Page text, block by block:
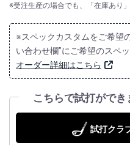
※受注生産の場合でも、「在庫あり
※スペックカスタムをご希望
い合わせ欄”にご希望のスペ
オーダー詳細はこちら
こちらで試打ができ
試打クラ